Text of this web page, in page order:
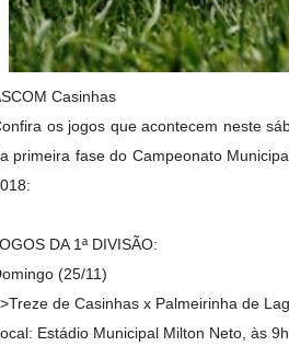
Casinhas
os jogos que acontecem neste
primeira fase do Campeonato
DA 1ª DIVISÃO:
(25/11)
de Casinhas x Palmeirinha de
Estádio Municipal Milton Neto, às 9h